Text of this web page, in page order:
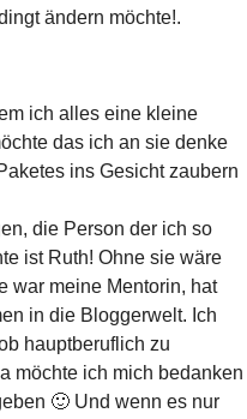
ändern möchte!.
ich alles eine kleine
das ich an sie denke
ins Gesicht zaubern
die Person der ich so
ist Ruth! Ohne sie wäre
war meine Mentorin, hat
in die Bloggerwelt. Ich
hauptberuflich zu
möchte ich mich bedanken
🙂 Und wenn es nur